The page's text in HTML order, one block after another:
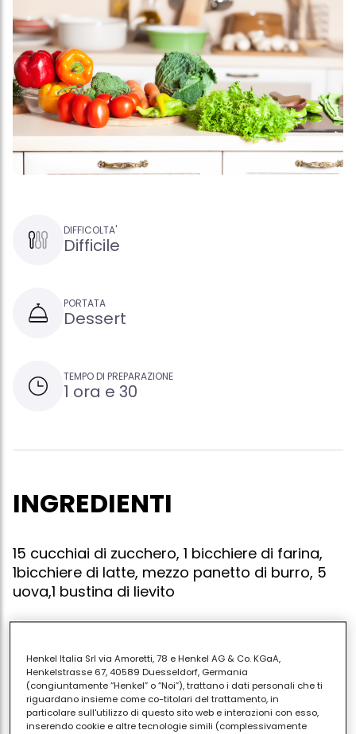
DIFFICOLTA'
Difficile
PORTATA
Dessert
TEMPO DI PREPARAZIONE
1 ora e 30
INGREDIENTI
15 cucchiai di zucchero, 1 bicchiere di farina,
1bicchiere di latte, mezzo panetto di burro, 5
uova,1 bustina di lievito
Mischiare lo zucchero con le uova agiungere poco a
poco la farina e il bicchiere di latte fare sciogliere il
burro aggiungete al composto, dopo mettete il
composto nello stampo, ungete lo stampo e poi
Henkel Italia Srl via Amoretti, 78 e Henkel AG & Co. KGaA,
Henkelstrasse 67, 40589 Duesseldorf, Germania
(congiuntamente “Henkel” o “Noi”), trattano i dati personali che ti
riguardano insieme come co-titolari del trattamento, in
particolare sull'utilizzo di questo sito web e interazioni con esso,
inserendo cookie e altre tecnologie simili (complessivamente